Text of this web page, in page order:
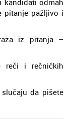
kandidati odmah
pitanje pažljivo i
iz pitanja –
reči i rečničkih
da pišete